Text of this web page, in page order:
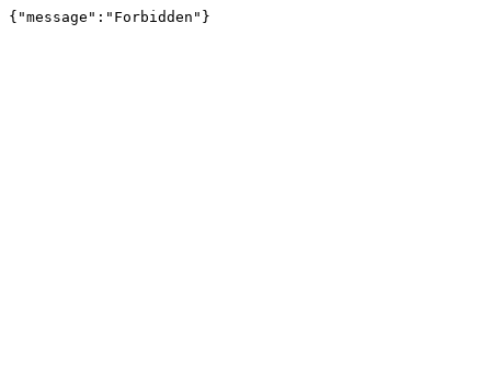
{"message":"Forbidden"}